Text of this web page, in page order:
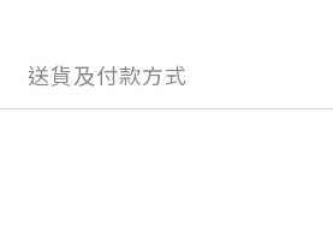
送貨及付款方式